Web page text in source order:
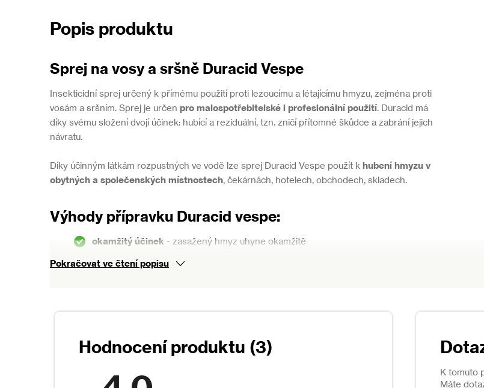
Popis produktu
Sprej na vosy a sršně Duracid Vespe
Insekticidní sprej určený k přímému použití proti lezoucímu a létajícímu hmyzu, zejména proti
vosám a sršním. Sprej je určen pro malospotřebitelské i profesionální použití. Duracid má
díky svému složení dvojí účinek: hubící a reziduální, tzn. zničí přítomné škůdce a zabrání jejich
návratu.
Díky účinným látkám rozpustných ve vodě lze sprej Duracid Vespe použít k hubení hmyzu v
obytných a společenských místnostech, čekárnách, hotelech, obchodech, skladech.
Výhody přípravku Duracid vespe:
okamžitý účinek - zasažený hmyz uhyne okamžitě
dlouhodobý efekt- sprej má i odpuzující účinek - na ošetřeném místě si tak vosy
Pokyny k použití:
Pokračovat ve čtení popisu
K tomuto
Máte